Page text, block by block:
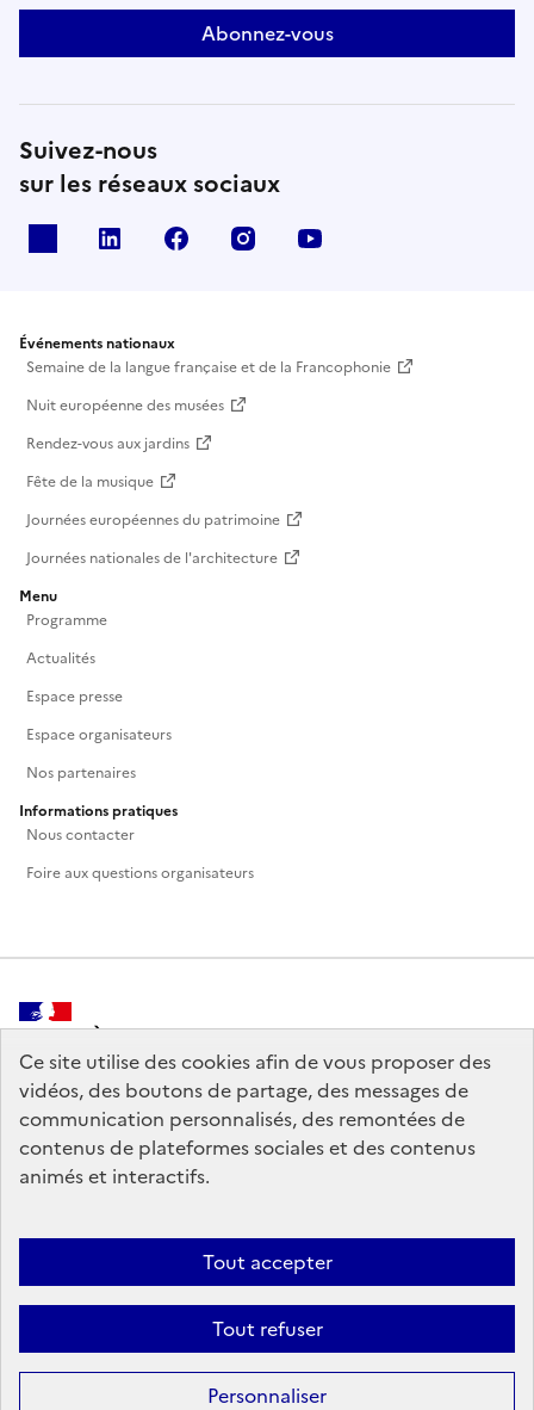
Ce site utilise des cookies afin de vous proposer des
vidéos, des boutons de partage, des messages de
communication personnalisés, des remontées de
contenus de plateformes sociales et des contenus
animés et interactifs.
Tout accepter
Tout refuser
Personnaliser
Abonnez-vous
Suivez-nous
sur les réseaux sociaux
Linkedin Facebook Instagram
Événements nationaux
Semaine de la langue française et de la Francophonie
Nuit européenne des musées
Rendez-vous aux jardins
Fête de la musique
Journées européennes du patrimoine
Journées nationales de l'architecture
Menu
Programme
Actualités
Espace presse
Espace organisateurs
Nos partenaires
Informations pratiques
Nous contacter
Foire aux questions organisateurs
MINISTÈRE
DE LA CULTURE
legifrance.gouv.fr
service-public.gouv.fr
data.gouv.fr
Sauf mention contraire, tous les contenus de ce site sont sous